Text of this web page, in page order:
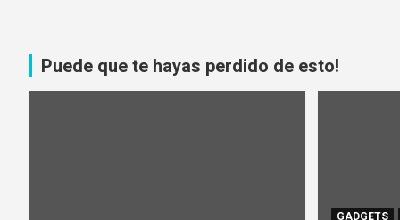
Puede que te hayas perdido de esto!
GADGETS